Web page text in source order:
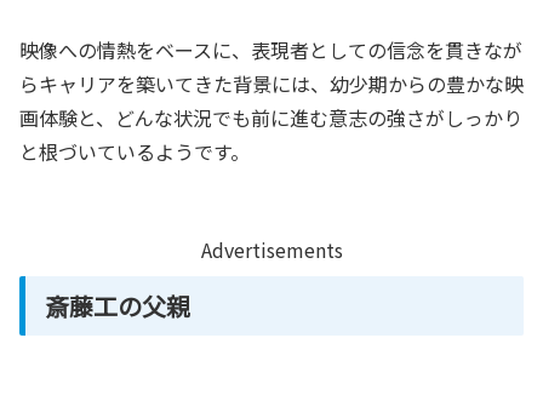
映像への情熱をベースに、表現者としての信念を貫きなが
らキャリアを築いてきた背景には、幼少期からの豊かな映
画体験と、どんな状況でも前に進む意志の強さがしっかり
と根づいているようです。
Advertisements
斎藤工の父親